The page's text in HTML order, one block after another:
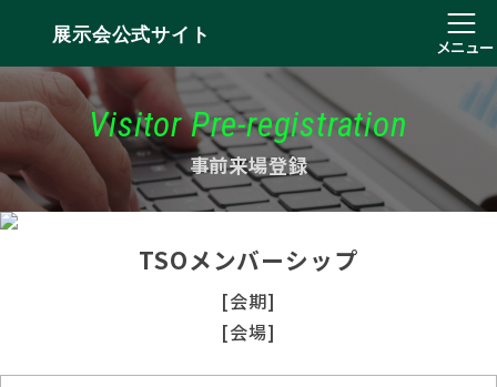
展示会公式サイト
メニュー
Visitor Pre-registration
事前来場登録
TSOメンバーシップ
[会期]
[会場]